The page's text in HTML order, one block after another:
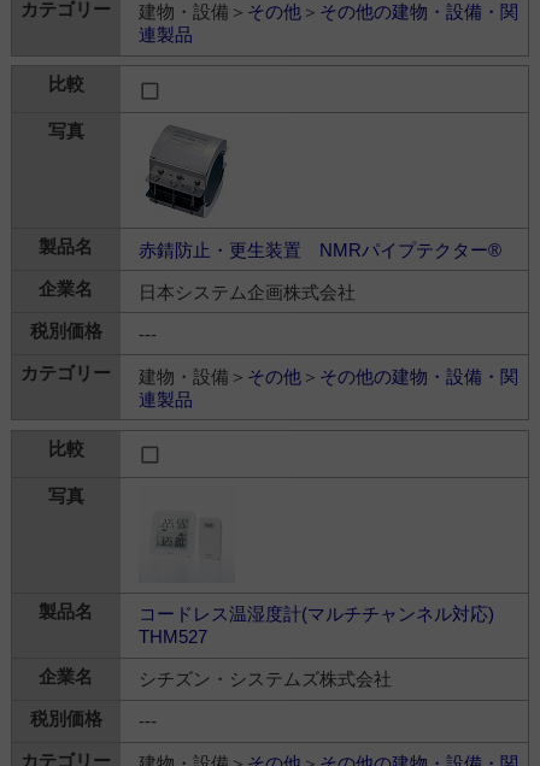
建物・設備＞ その他＞ その他の建物・設備・関
連製品
赤錆防止・更生装置 NMRパイプテクター®
日本システム企画株式会社
---
建物・設備＞ その他＞ その他の建物・設備・関
連製品
コードレス温湿度計(マルチチャンネル対応)
THM527
シチズン・システムズ株式会社
---